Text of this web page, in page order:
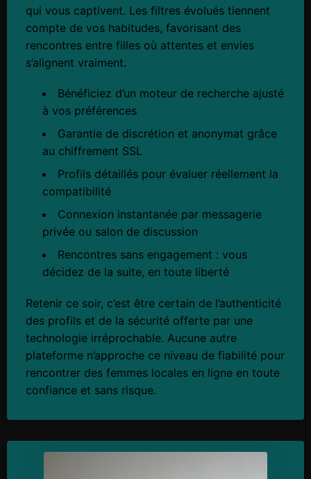
qui vous captivent. Les filtres évolués tiennent
compte de vos habitudes, favorisant des
rencontres entre filles où attentes et envies
s’alignent vraiment.
Bénéficiez d’un moteur de recherche ajusté
à vos préférences
Garantie de discrétion et anonymat grâce
au chiffrement SSL
Profils détaillés pour évaluer réellement la
compatibilité
Connexion instantanée par messagerie
privée ou salon de discussion
Rencontres sans engagement : vous
décidez de la suite, en toute liberté
Retenir ce soir, c’est être certain de l’authenticité
des profils et de la sécurité offerte par une
technologie irréprochable. Aucune autre
plateforme n’approche ce niveau de fiabilité pour
rencontrer des femmes locales en ligne en toute
confiance et sans risque.